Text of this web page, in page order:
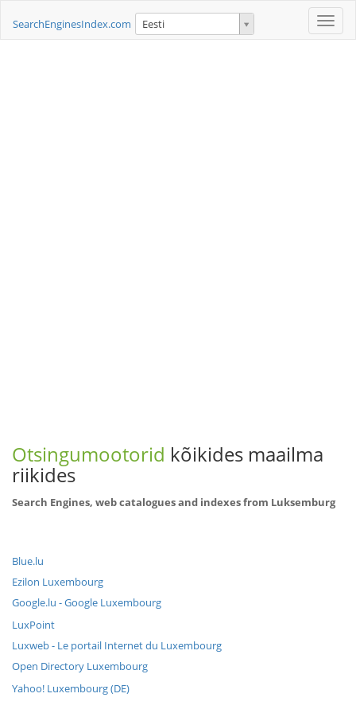
Toggle
SearchEnginesIndex.com Eesti
Otsingumootorid kõikides maailma
riikides
Search Engines, web catalogues and indexes from Luksemburg
Blue.lu
Ezilon Luxembourg
Google.lu - Google Luxembourg
LuxPoint
Luxweb - Le portail Internet du Luxembourg
Open Directory Luxembourg
Yahoo! Luxembourg (DE)